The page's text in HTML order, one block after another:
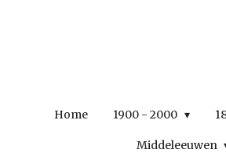
Home 1900 - 2000
Middeleeuwen